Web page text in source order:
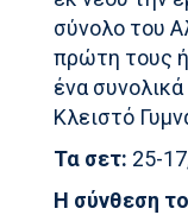
σύνολο του
πρώτη τους
ένα
Κλειστό
Τα σετ: 25-
Η σύνθεση